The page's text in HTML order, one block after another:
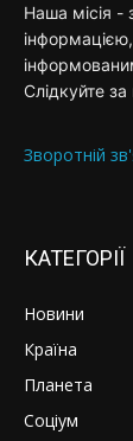
Наша місія -
Слідкуйте за
Зворотній
КАТЕГОРІЇ
Новини
Країна
Планета
Соціум